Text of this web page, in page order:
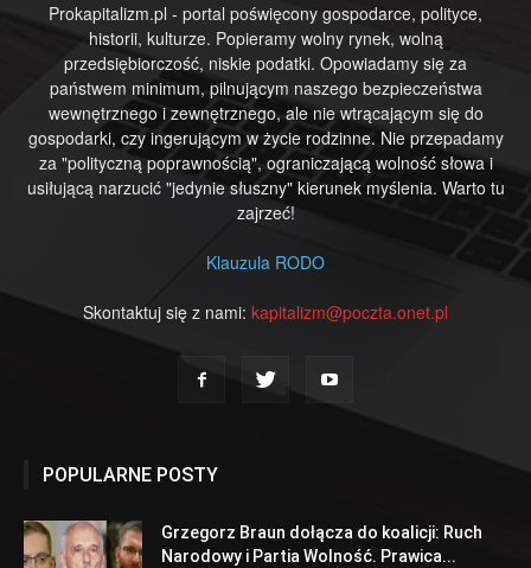
Prokapitalizm.pl - portal poświęcony gospodarce, polityce,
historii, kulturze. Popieramy wolny rynek, wolną
przedsiębiorczość, niskie podatki. Opowiadamy się za
państwem minimum, pilnującym naszego bezpieczeństwa
wewnętrznego i zewnętrznego, ale nie wtrącającym się do
gospodarki, czy ingerującym w życie rodzinne. Nie przepadamy
za "polityczną poprawnością", ograniczającą wolność słowa i
usiłującą narzucić "jedynie słuszny" kierunek myślenia. Warto tu
zajrzeć!
Klauzula RODO
Skontaktuj się z nami: kapitalizm@poczta.onet.pl
POPULARNE POSTY
Grzegorz Braun dołącza do koalicji: Ruch
Narodowy i Partia Wolność. Prawica...